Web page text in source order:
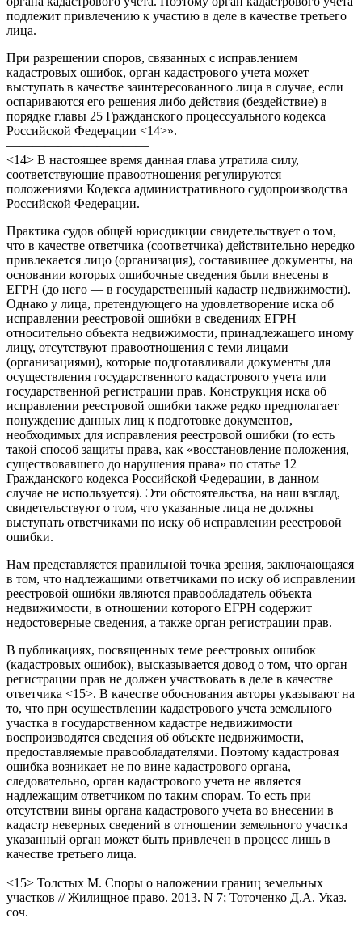
подлежит привлечению к участию в деле в качестве третьего
лица.
При разрешении споров, связанных с исправлением
кадастровых ошибок, орган кадастрового учета может
выступать в качестве заинтересованного лица в случае, если
оспариваются его решения либо действия (бездействие) в
порядке главы 25 Гражданского процессуального кодекса
Российской Федерации <14>».
———————————
<14> В настоящее время данная глава утратила силу,
соответствующие правоотношения регулируются
положениями Кодекса административного судопроизводства
Российской Федерации.
Практика судов общей юрисдикции свидетельствует о том,
что в качестве ответчика (соответчика) действительно нередко
привлекается лицо (организация), составившее документы, на
основании которых ошибочные сведения были внесены в
ЕГРН (до него — в государственный кадастр недвижимости).
Однако у лица, претендующего на удовлетворение иска об
исправлении реестровой ошибки в сведениях ЕГРН
относительно объекта недвижимости, принадлежащего иному
лицу, отсутствуют правоотношения с теми лицами
(организациями), которые подготавливали документы для
осуществления государственного кадастрового учета или
государственной регистрации прав. Конструкция иска об
исправлении реестровой ошибки также редко предполагает
понуждение данных лиц к подготовке документов,
необходимых для исправления реестровой ошибки (то есть
такой способ защиты права, как «восстановление положения,
существовавшего до нарушения права» по статье 12
Гражданского кодекса Российской Федерации, в данном
случае не используется). Эти обстоятельства, на наш взгляд,
свидетельствуют о том, что указанные лица не должны
выступать ответчиками по иску об исправлении реестровой
ошибки.
Нам представляется правильной точка зрения, заключающаяся
в том, что надлежащими ответчиками по иску об исправлении
реестровой ошибки являются правообладатель объекта
недвижимости, в отношении которого ЕГРН содержит
недостоверные сведения, а также орган регистрации прав.
В публикациях, посвященных теме реестровых ошибок
(кадастровых ошибок), высказывается довод о том, что орган
регистрации прав не должен участвовать в деле в качестве
ответчика <15>. В качестве обоснования авторы указывают на
то, что при осуществлении кадастрового учета земельного
участка в государственном кадастре недвижимости
воспроизводятся сведения об объекте недвижимости,
предоставляемые правообладателями. Поэтому кадастровая
ошибка возникает не по вине кадастрового органа,
следовательно, орган кадастрового учета не является
надлежащим ответчиком по таким спорам. То есть при
отсутствии вины органа кадастрового учета во внесении в
кадастр неверных сведений в отношении земельного участка
указанный орган может быть привлечен в процесс лишь в
качестве третьего лица.
———————————
<15> Толстых М. Споры о наложении границ земельных
участков // Жилищное право. 2013. N 7; Тоточенко Д.А. Указ.
соч.